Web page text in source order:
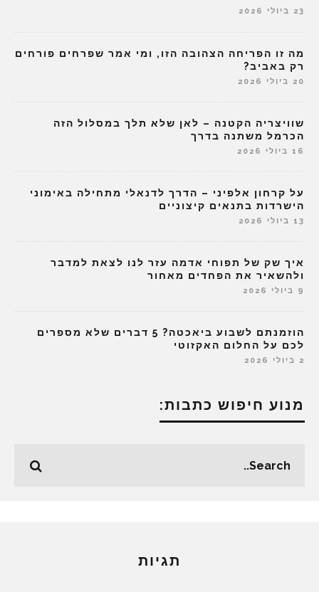
23 ביולי 2026
מה זו הפריחה הצהובה הזו, ומי אמר שפרחים פורחים
רק באביב?
20 ביולי 2026
שוויצריה הקטנה – לאן שלא תלך במסלול הזה
הכרמל משתנה בדרך
16 ביולי 2026
על קרחון אלפיני – הדרך לדנאלי מתחילה באימוני
הישרדות בתנאים קיצוניים
13 ביולי 2026
איך שק של תפוחי אדמה עזר לנו לצאת למדבר
ולהשאיר את הפחדים מאחור
9 ביולי 2026
הוזמנתם לשבוע ביאכטה? 5 דברים שלא מספרים
לכם על החלום האקזוטי
2 ביולי 2026
מנוע חיפוש כתבות:
תגיות